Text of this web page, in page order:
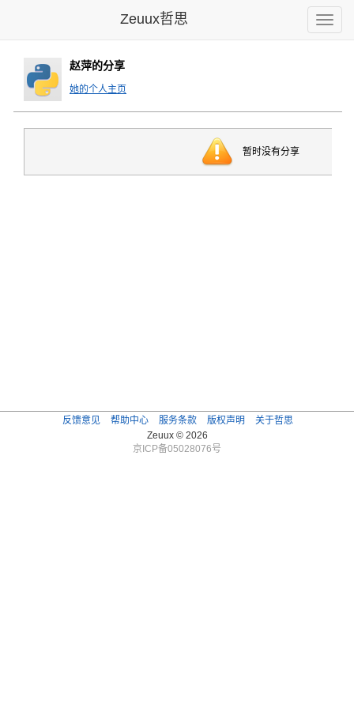
Toggle
Zeuux哲思
赵萍的分享
她的个人主页
暂时没有分享
反馈意见 帮助中心 服务条款 版权声明
关于哲思
Zeuux © 2026
京ICP备05028076号